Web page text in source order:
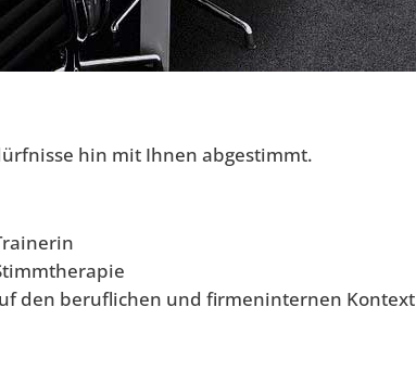
hin mit Ihnen abgestimmt.
den beruflichen und firmeninternen Kontext